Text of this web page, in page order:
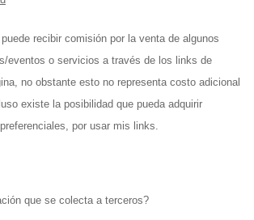
recibir comisión por la venta de algunos
eventos o servicios a través de los links de
no obstante esto no representa costo adicional
existe la posibilidad que pueda adquirir
por usar mis links.
que se colecta a terceros?